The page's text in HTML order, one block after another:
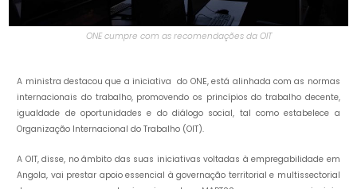
ONE cumpre com as recomendações da OIT
A ministra destacou que a iniciativa do ONE, está alinhada com as normas
internacionais do trabalho, promovendo os princípios do trabalho decente,
igualdade de oportunidades e do diálogo social, tal como estabelece a
Organização Internacional do Trabalho (OIT).
A OIT, disse, no âmbito das suas iniciativas voltadas à empregabilidade em
Angola, vai prestar apoio essencial à governação territorial e multissectorial